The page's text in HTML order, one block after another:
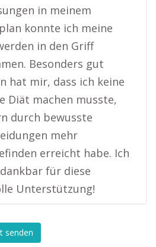
in meinem
konnte ich meine
in den Griff
Besonders gut
hat mir, dass ich keine
Diät machen musste,
durch bewusste
mehr
erreicht habe. Ich
für diese
Unterstützung!
senden